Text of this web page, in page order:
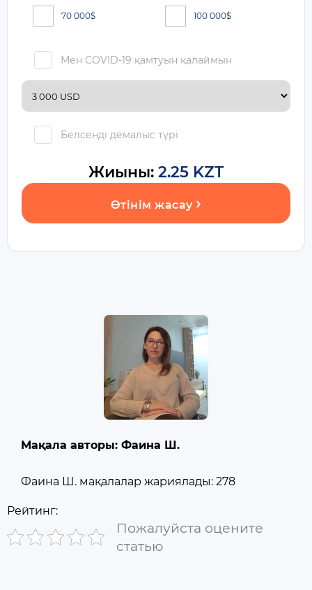
70 000$ 100 000$
Мен COVID-19 қамтуын қалаймын
Белсенді демалыс түрі
Жиыны: 2.25 KZT
Өтінім жасау
Мақала авторы: Фаина Ш.
Фаина Ш. мақалалар жариялады: 278
Рейтинг:
Пожалуйста оцените
статью